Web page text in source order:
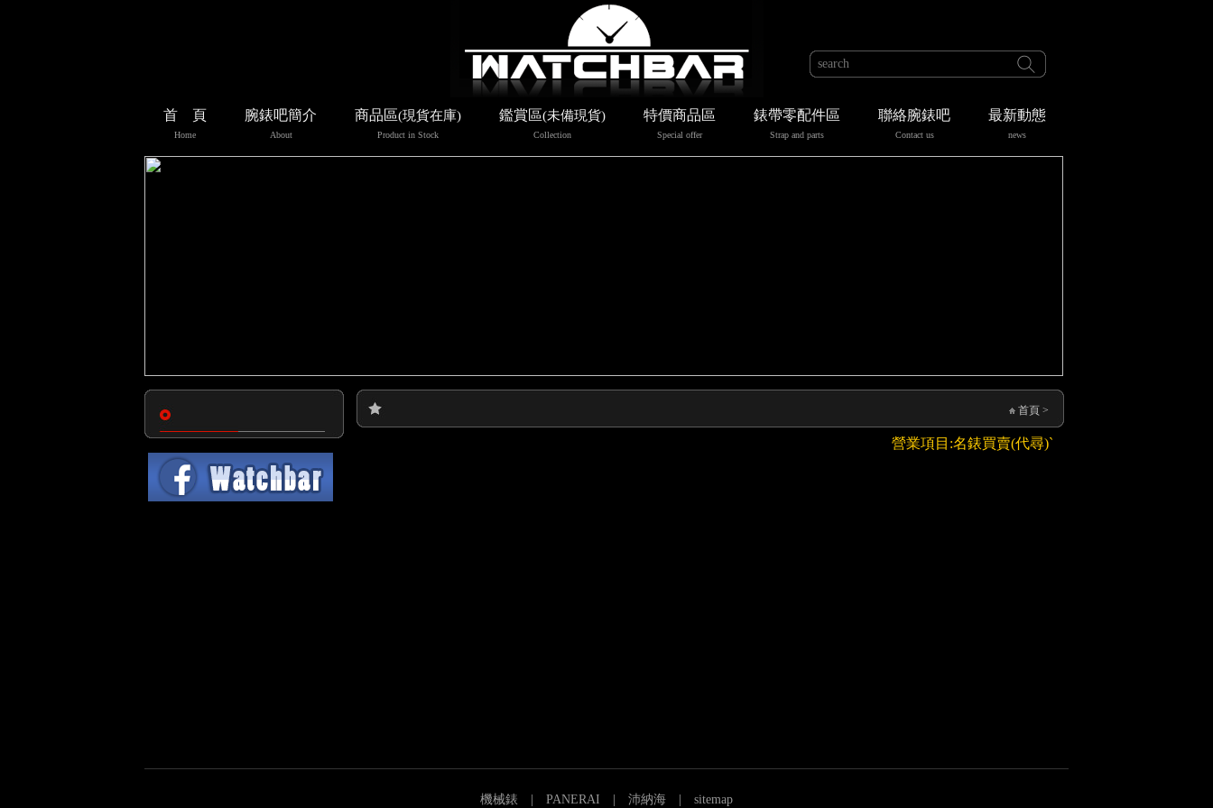
首 頁
Home
腕錶吧簡介
About
商品區(現貨在庫)
Product in Stock
鑑賞區(未備現貨)
Collection
特價商品區
Special offer
錶帶零配件區
Strap and parts
聯絡腕錶吧
Contact us
最新動態
news
首頁 >
營業項目:名錶買賣(代尋)ˋ交換ˋ維修ˋ寄售,手錶周
機械錶 | PANERAI | 沛納海 | sitemap